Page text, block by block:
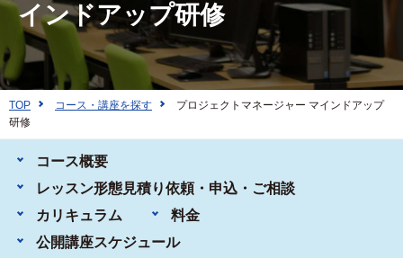
インドアップ研修
TOP コース・講座を探す
プロジェクトマネージャー マインドアップ
研修
コース概要
レッスン形態見積り依頼・申込・ご相談
カリキュラム
料金
公開講座スケジュール